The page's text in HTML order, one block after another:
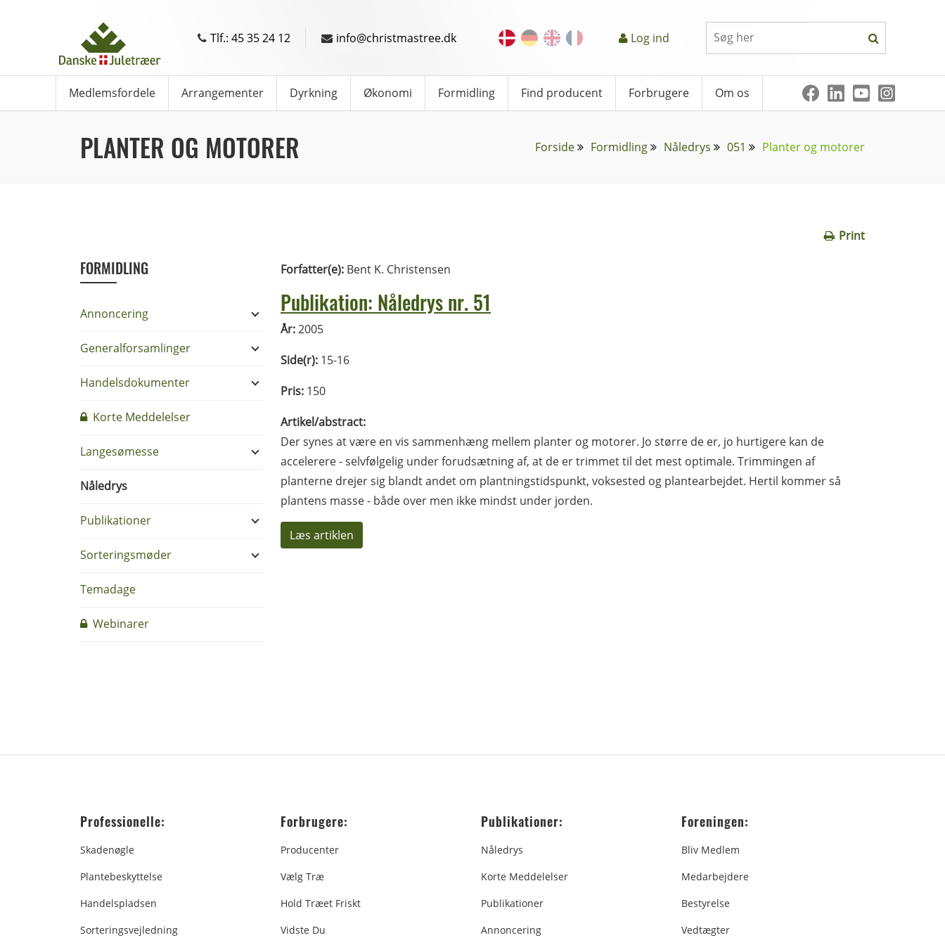
Tlf.: 45 35 24 12 info@christmastree.dk Log ind
Medlemsfordele Arrangementer Dyrkning Økonomi Formidling Find producent Forbrugere Om os
PLANTER OG MOTORER Forside Formidling Nåledrys 051 Planter og motorer
Print
FORMIDLING
Annoncering
Generalforsamlinger
Handelsdokumenter
Korte Meddelelser
Langesømesse
Nåledrys
Publikationer
Sorteringsmøder
Temadage
Webinarer
Forfatter(e): Bent K. Christensen
Publikation: Nåledrys nr. 51
År:2005
Side(r): 15-16
Pris: 150
Artikel/abstract:
Der synes at være en vis sammenhæng mellem planter og motorer. Jo større de er, jo hurtigere kan de
accelerere - selvfølgelig under forudsætning af, at de er trimmet til det mest optimale. Trimmingen af
planterne drejer sig blandt andet om plantningstidspunkt, voksested og plantearbejdet. Hertil kommer så
plantens masse - både over men ikke mindst under jorden.
Læs artiklen
Professionelle:
Skadenøgle
Plantebeskyttelse
Handelspladsen
Sorteringsvejledning
Forbrugere:
Producenter
Vælg Træ
Hold Træet Friskt
Vidste Du
Publikationer:
Nåledrys
Korte Meddelelser
Publikationer
Annoncering
Foreningen:
Bliv Medlem
Medarbejdere
Bestyrelse
Vedtægter